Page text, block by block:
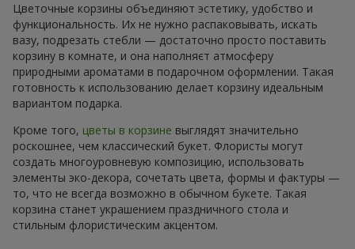
Цветочные корзины объединяют эстетику, удобство и
функциональность. Их не нужно распаковывать, искать
вазу, подрезать стебли — достаточно просто поставить
корзину в комнате, и она наполняєт атмосферу
природными ароматами в подарочном оформлении. Такая
готовность к использованию делает корзину идеальным
вариантом подарка.
Кроме того, цветы в корзине выглядят значительно
роскошнее, чем классический букет. Флористы могут
создать многоуровневую композицию, использовать
элементы эко-декора, сочетать цвета, формы и фактуры —
то, что не всегда возможно в обычном букете. Такая
корзина станет украшением праздничного стола и
стильным флористическим акцентом.